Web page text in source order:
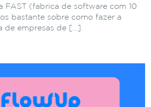
FAST (fabrica de software com 10
bastante sobre como fazer a
de empresas de […]